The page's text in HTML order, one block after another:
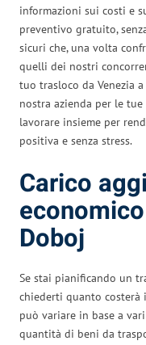
informazioni sui costi e
preventivo gratuito,
sicuri che, una volta
quelli dei nostri
tuo trasloco da Venezia
nostra azienda per le
lavorare insieme per
positiva e senza stress.
Carico
Doboj
Se stai pianificando un
chiederti quanto costerà
può variare in base a
quantità di beni da